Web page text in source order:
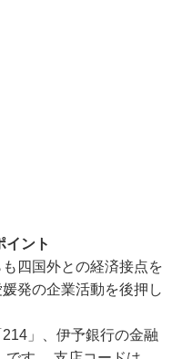
イント
四国外との経済接点を
発の企業活動を後押し
」、伊予銀行の金融